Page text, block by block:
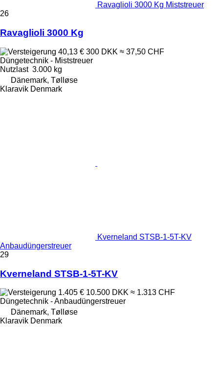
Ravaglioli 3000 Kg Miststreuer
26
Ravaglioli 3000 Kg
40,13 € 300 DKK ≈ 37,50 CHF
Düngetechnik - Miststreuer
Nutzlast 3.000 kg
Dänemark, Tølløse
Klaravik Denmark
Kverneland STSB-1-5T-KV
Anbaudüngerstreuer
29
Kverneland STSB-1-5T-KV
1.405 € 10.500 DKK ≈ 1.313 CHF
Düngetechnik - Anbaudüngerstreuer
Dänemark, Tølløse
Klaravik Denmark